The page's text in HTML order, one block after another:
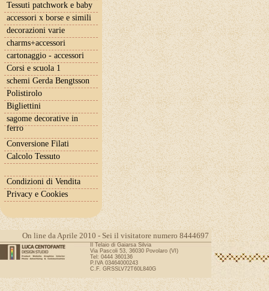
Tessuti patchwork e baby
accessori x borse e simili
decorazioni varie
charms+accessori
cartonaggio - accessori
Corsi e scuola 1
schemi Gerda Bengtsson
Polistirolo
Bigliettini
sagome decorative in
ferro
Conversione Filati
Calcolo Tessuto
Condizioni di Vendita
Privacy e Cookies
On line da Aprile 2010 - Sei il visitatore numero 8444697
Il Telaio di Gaiarsa Silvia
Via Pascoli 53, 36030 Povolaro (VI)
Tel: 0444 360136
P.IVA 03464000243
C.F. GRSSLV72T60L840G